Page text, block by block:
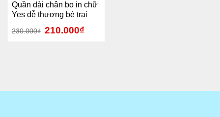
Quần dài chân bo in chữ
Yes dễ thương bé trai
230.000₫ 210.000₫